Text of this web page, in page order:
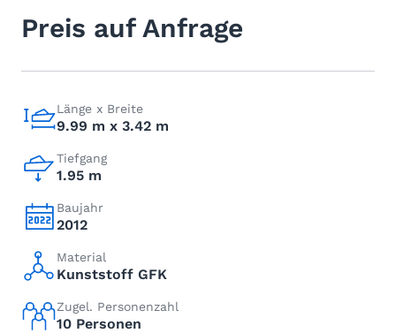
Preis auf Anfrage
Länge x Breite
9.99 m x 3.42 m
Tiefgang
1.95 m
Baujahr
2012
Material
Kunststoff GFK
Zugel. Personenzahl
10 Personen